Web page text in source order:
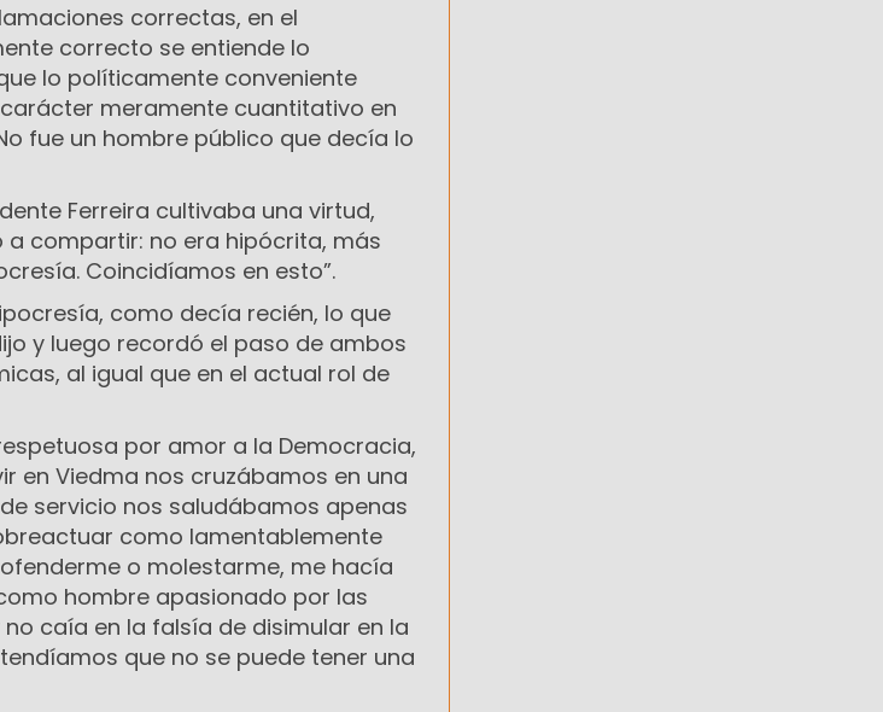
correctas, en el
correcto se entiende lo
lo políticamente conveniente
meramente cuantitativo en
fue un hombre público que decía lo
Ferreira cultivaba una virtud,
compartir: no era hipócrita, más
Coincidíamos en esto”.
como decía recién, lo que
y luego recordó el paso de ambos
al igual que en el actual rol de
por amor a la Democracia,
en Viedma nos cruzábamos en una
servicio nos saludábamos apenas
como lamentablemente
o molestarme, me hacía
hombre apasionado por las
caía en la falsía de disimular en la
que no se puede tener una